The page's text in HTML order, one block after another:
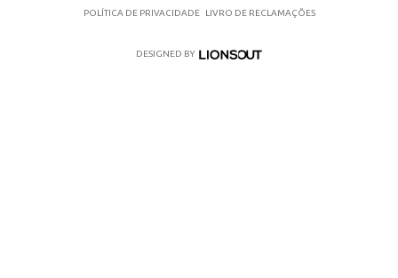
POLÍTICA DE PRIVACIDADE LIVRO DE RECLAMAÇÕES
DESIGNED BY